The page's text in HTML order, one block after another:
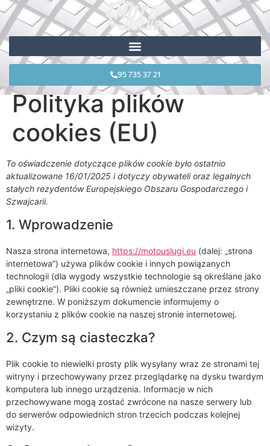
95 735 37 21
Polityka plików
cookies (EU)
To oświadczenie dotyczące plików cookie było ostatnio
aktualizowane 16/01/2025 i dotyczy obywateli oraz legalnych
stałych rezydentów Europejskiego Obszaru Gospodarczego i
Szwajcarii.
1. Wprowadzenie
Nasza strona internetowa, https://motouslugi.eu (dalej: „strona
internetowa”) używa plików cookie i innych powiązanych
technologii (dla wygody wszystkie technologie są określane jako
„pliki cookie”). Pliki cookie są również umieszczane przez strony
zewnętrzne. W poniższym dokumencie informujemy o
korzystaniu z plików cookie na naszej stronie internetowej.
2. Czym są ciasteczka?
Plik cookie to niewielki prosty plik wysyłany wraz ze stronami tej
witryny i przechowywany przez przeglądarkę na dysku twardym
komputera lub innego urządzenia. Informacje w nich
przechowywane mogą zostać zwrócone na nasze serwery lub
do serwerów odpowiednich stron trzecich podczas kolejnej
wizyty.